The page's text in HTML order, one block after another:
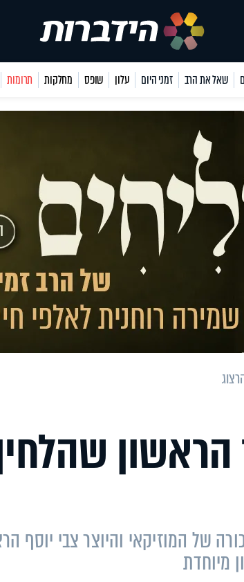
שאל את הרב זמני היום עלון שופס מחלקות תרומות
של המוזיקאי והיוצר צבי יוסף
מיוחדת